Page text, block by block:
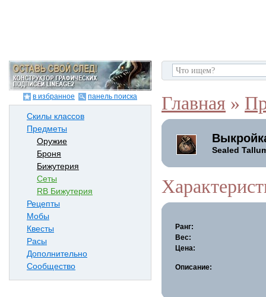
в избранное панель поиска
Скилы классов
Предметы
Оружие
Броня
Бижутерия
Сеты
RB Бижутерия
Рецепты
Мобы
Квесты
Расы
Дополнительно
Сообщество
Главная »
Sealed
Ранг:
Вес:
Цена:
Описание: